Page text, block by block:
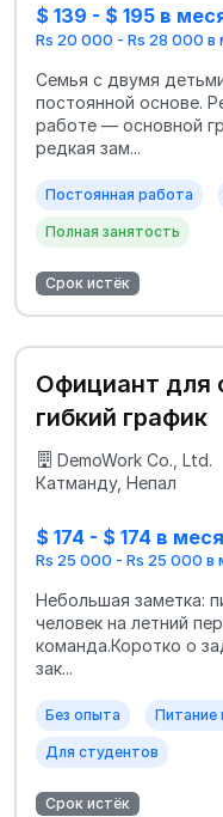
$ 139 - $ 195 в
Rs 20 000 - Rs 28 000 в
Семья с двумя
постоянной основе.
работе — основной
редкая зам...
Постоянная работа
Полная занятость
Срок истёк
Официант для
гибкий график
DemoWork Co., Ltd.
Катманду, Непал
$ 174 - $ 174 в
Rs 25 000 - Rs 25 000 в
Небольшая заметка:
человек на летний
команда.Коротко о
зак...
Без опыта Питание
Для студентов
Срок истёк